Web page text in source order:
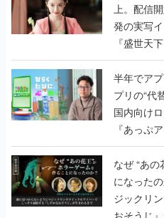
上。配信
発の実写
『盛世天
うこだわ
半年でアプリ
プリの“代
国内向け
『あっぷ
てみた
なぜ “あ
になったのか？ 敵に見つから
ジックリ
おそうじ